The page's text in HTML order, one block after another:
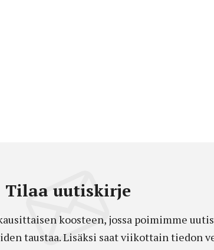
Tilaa uutiskirje
koosteen, jossa poimimme
taustaa. Lisäksi saat viikottain tiedon